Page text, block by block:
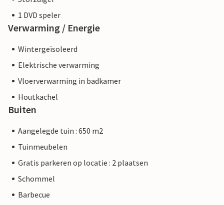
1 DVD speler
Verwarming / Energie
Wintergeïsoleerd
Elektrische verwarming
Vloerverwarming in badkamer
Houtkachel
Buiten
Aangelegde tuin : 650 m2
Tuinmeubelen
Gratis parkeren op locatie : 2 plaatsen
Schommel
Barbecue